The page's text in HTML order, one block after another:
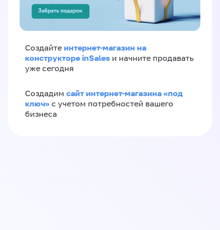
Создайте интернет-магазин на
конструкторе inSales и начните продавать
уже сегодня
Создадим сайт интернет-магазина «под
ключ» с учетом потребностей вашего
бизнеса